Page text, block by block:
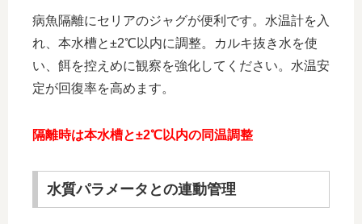
病魚隔離にセリアのジャグが便利です。水温計を入
れ、本水槽と±2℃以内に調整。カルキ抜き水を使
い、餌を控えめに観察を強化してください。水温安
定が回復率を高めます。
隔離時は本水槽と±2℃以内の同温調整
水質パラメータとの連動管理